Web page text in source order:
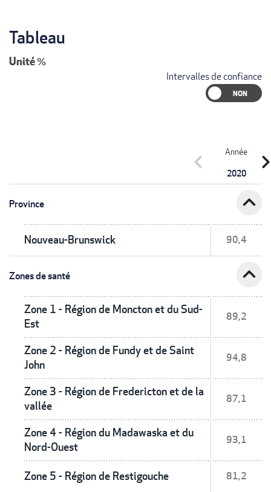
Tableau
Unité%
Intervalles de confiance
Année
2020
chevron_left
Province expand_less
Nouveau-Brunswick 90,4
Zones de santé expand_less
Zone 1 - Région de Moncton et du Sud-
Est
89,2
Zone 2 - Région de Fundy et de Saint
John
94,8
Zone 3 - Région de Fredericton et de la
vallée
87,1
Zone 4 - Région du Madawaska et du
Nord-Ouest
93,1
Zone 5 - Région de Restigouche 81,2